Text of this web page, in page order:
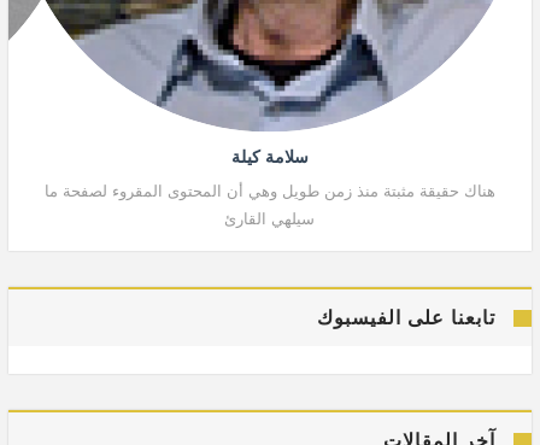
سلامة كيلة
هناك حقيقة مثبتة منذ زمن طويل وهي أن المحتوى المقروء لصفحة ما
سيلهي القارئ
تابعنا على الفيسبوك